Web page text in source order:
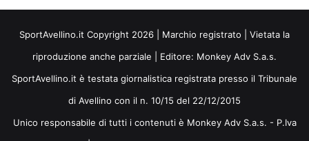
SportAvellino.it Copyright 2026 | Marchio registrato | Vietata la
riproduzione anche parziale | Editore: Monkey Adv S.a.s.
SportAvellino.it è testata giornalistica registrata presso il Tribunale
di Avellino con il n. 10/15 del 22/12/2015
Unico responsabile di tutti i contenuti è Monkey Adv S.a.s. - P.Iva